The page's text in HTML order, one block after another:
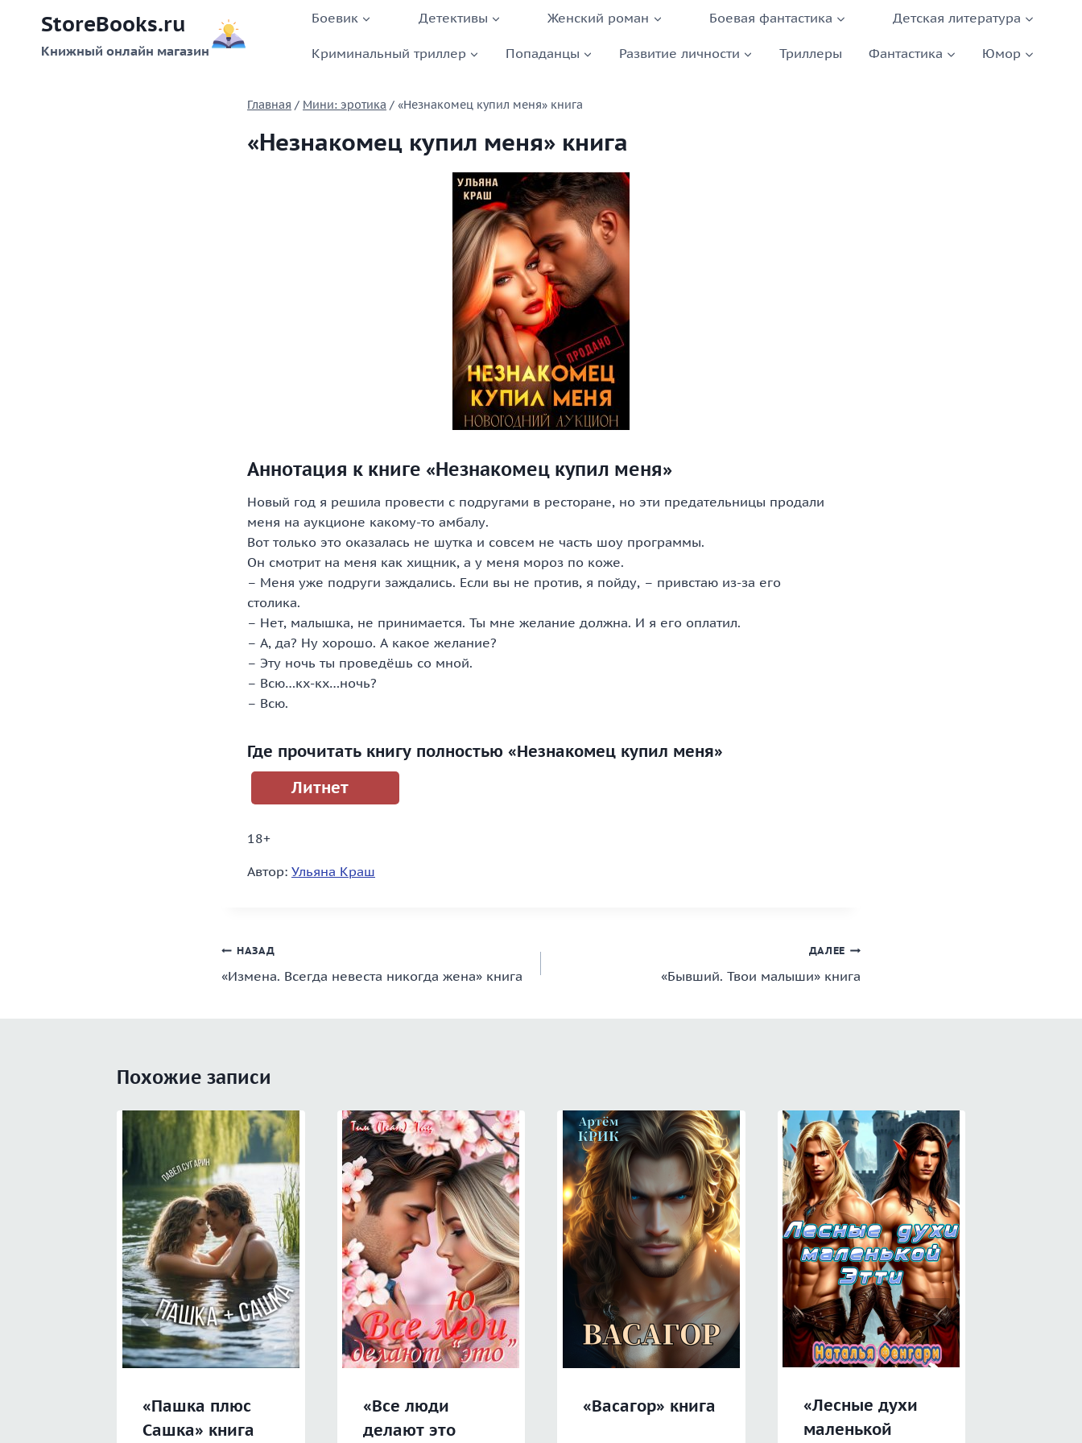
содержимому
StoreBooks.ru
Книжный онлайн магазин
Боевик Детективы Женский роман Боевая фантастика Детская литература
Криминальный триллер Попаданцы Развитие личности Триллеры Фантастика Юмор
Главная / Мини: эротика / «Незнакомец купил меня» книга
«Незнакомец купил меня» книга
Аннотация к книге «Незнакомец купил меня»
Новый год я решила провести с подругами в ресторане, но эти предательницы продали
меня на аукционе какому-то амбалу.
Вот только это оказалась не шутка и совсем не часть шоу программы.
Он смотрит на меня как хищник, а у меня мороз по коже.
– Меня уже подруги заждались. Если вы не против, я пойду, – привстаю из-за его
столика.
– Нет, малышка, не принимается. Ты мне желание должна. И я его оплатил.
– А, да? Ну хорошо. А какое желание?
– Эту ночь ты проведёшь со мной.
– Всю…кх-кх…ночь?
– Всю.
Где прочитать книгу полностью «Незнакомец купил меня»
Литнет
18+
Автор: Ульяна Краш
Навигация
по
НАЗАД
«Измена. Всегда невеста никогда жена» книга
ДАЛЕЕ
«Бывший. Твои малыши» книга
Похожие записи
«Пашка плюс
Сашка» книга
«Все люди
делают это
«Васагор» книга
«Лесные духи
маленькой